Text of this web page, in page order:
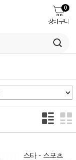
장바구니
0
스타 - 스포츠